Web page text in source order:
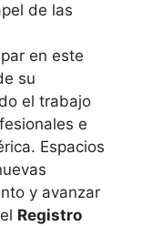
de las
en este
su
el trabajo
e
Espacios
y avanzar
Registro